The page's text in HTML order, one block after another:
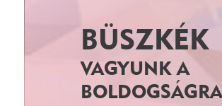
BÜSZKÉK
VAGYUNK A